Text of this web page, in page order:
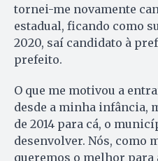
tornei-me novamente
estadual, ficando como
2020, saí candidato à
prefeito.
O que me motivou a
desde a minha infância,
de 2014 para cá, o
desenvolver. Nós, como
queremos o melhor para